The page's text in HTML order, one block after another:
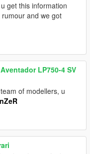
get this information
and we got
LP750-4 SV
of modellers, u